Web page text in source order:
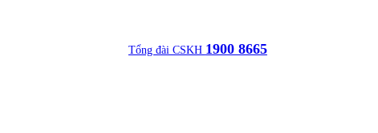
Tổng đài CSKH 1900 8665